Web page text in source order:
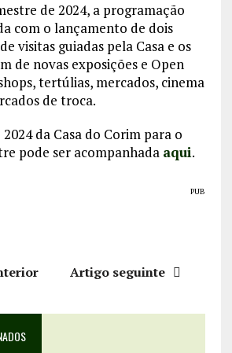
de 2024, a programação
com o lançamento de dois
visitas guiadas pela Casa e os
de novas exposições e Open
tertúlias, mercados, cinema
de troca.
da Casa do Corim para o
pode ser acompanhada aqui.
PUB
Artigo seguinte